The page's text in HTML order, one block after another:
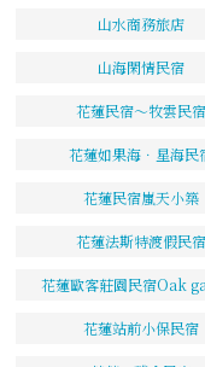
山水商務旅店
山海閑情民宿
花蓮民宿～牧雲民宿
花蓮如果海．星海民
花蓮民宿嵐天小築
花蓮法斯特渡假民宿
花蓮歐客莊園民宿Oak
花蓮站前小保民宿